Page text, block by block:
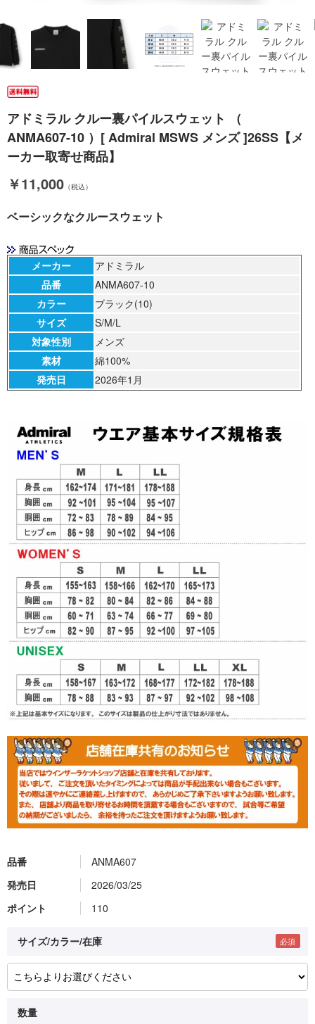
アドミラル クルー裏パイルスウェット （
ANMA607-10 ）[ Admiral MSWS メンズ ]26SS【メ
ーカー取寄せ商品】
￥11,000 （税込）
品番
ANMA607
発売日
2026/03/25
ポイント
110
サイズ/カラー/在庫
ベーシックなクルースウェット
メーカー
アドミラル
品番
ANMA607-10
カラー
ブラック(10)
サイズ
S/M/L
対象性別
メンズ
素材
綿100%
発売日
2026年1月